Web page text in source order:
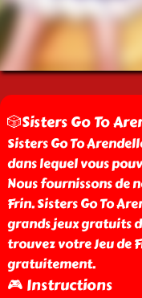
🎲Sisters Go To
Sisters Go To
dans lequel vous
Nous fournissons de
Frin. Sisters Go To
grands jeux gratuits
trouvez votre Jeu de
gratuitement.
🎮 Instructions